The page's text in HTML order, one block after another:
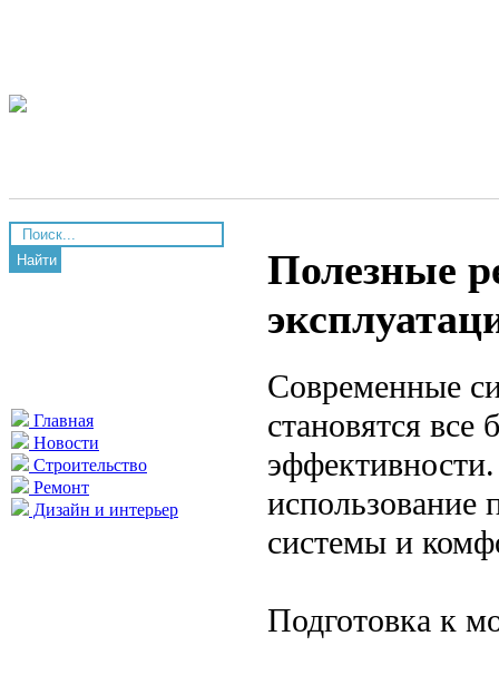
Найти
Главная
Новости
Строительство
Ремонт
Дизайн и интерьер
Полезные
Современные
становятся
использование
системы и
Подготовка к